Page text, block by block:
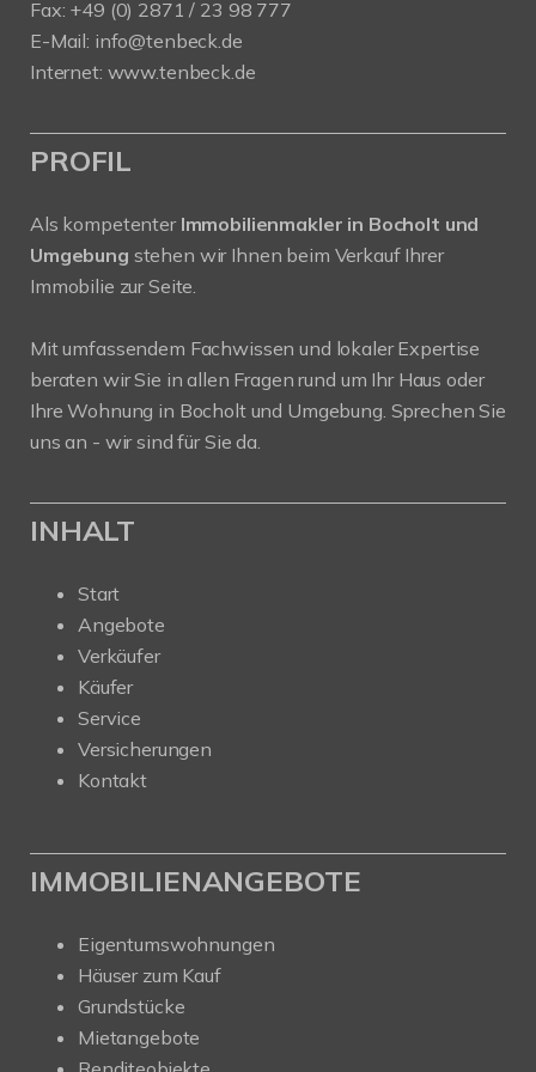
Fax: +49 (0) 2871 / 23 98 777
E-Mail: info@tenbeck.de
Internet: www.tenbeck.de
PROFIL
Als kompetenter Immobilienmakler in Bocholt und
Umgebung stehen wir Ihnen beim Verkauf Ihrer
Immobilie zur Seite.
Mit umfassendem Fachwissen und lokaler Expertise
beraten wir Sie in allen Fragen rund um Ihr Haus oder
Ihre Wohnung in Bocholt und Umgebung. Sprechen Sie
uns an - wir sind für Sie da.
INHALT
Start
Angebote
Verkäufer
Käufer
Service
Versicherungen
Kontakt
IMMOBILIENANGEBOTE
Eigentumswohnungen
Häuser zum Kauf
Grundstücke
Mietangebote